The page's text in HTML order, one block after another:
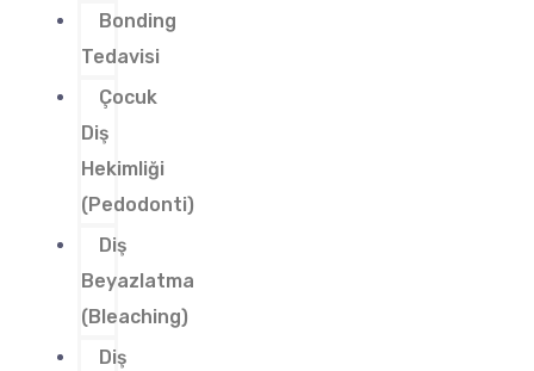
Bonding
Tedavisi
Çocuk
Diş
Hekimliği
(Pedodonti)
Diş
Beyazlatma
(Bleaching)
Diş